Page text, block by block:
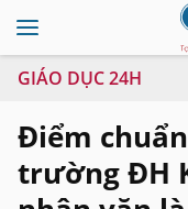
GIÁO DỤC 24H
Điểm
trường ĐH